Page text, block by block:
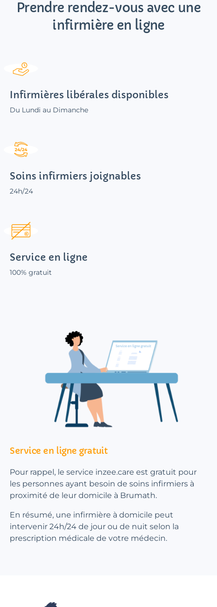
Prendre rendez-vous avec une
infirmière en ligne
Infirmières libérales disponibles
Du Lundi au Dimanche
Soins infirmiers joignables
24h/24
Service en ligne
100% gratuit
Service en ligne gratuit
Pour rappel, le service inzee.care est gratuit pour
les personnes ayant besoin de soins infirmiers à
proximité de leur domicile à Brumath.
En résumé, une infirmière à domicile peut
intervenir 24h/24 de jour ou de nuit selon la
prescription médicale de votre médecin.